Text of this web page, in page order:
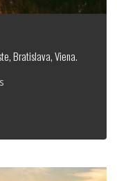
Bratislava, Viena.